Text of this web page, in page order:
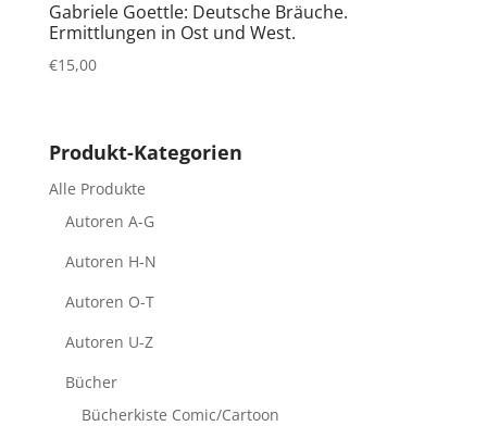
Gabriele Goettle: Deutsche Bräuche.
Ermittlungen in Ost und West.
€15,00
Produkt-Kategorien
Alle Produkte
Autoren A-G
Autoren H-N
Autoren O-T
Autoren U-Z
Bücher
Bücherkiste Comic/Cartoon